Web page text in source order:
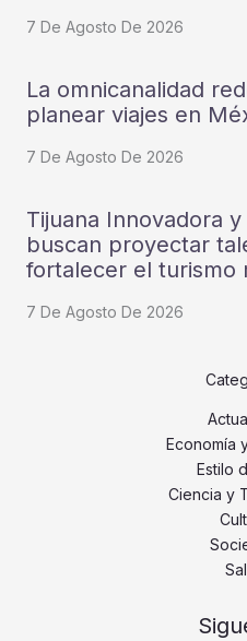
7 De Agosto De 2026
La omnicanalidad
planear viajes en
7 De Agosto De 2026
Tijuana Innovadora
buscan proyectar
fortalecer el turismo
7 De Agosto De 2026
Economía
Estilo
Ciencia y